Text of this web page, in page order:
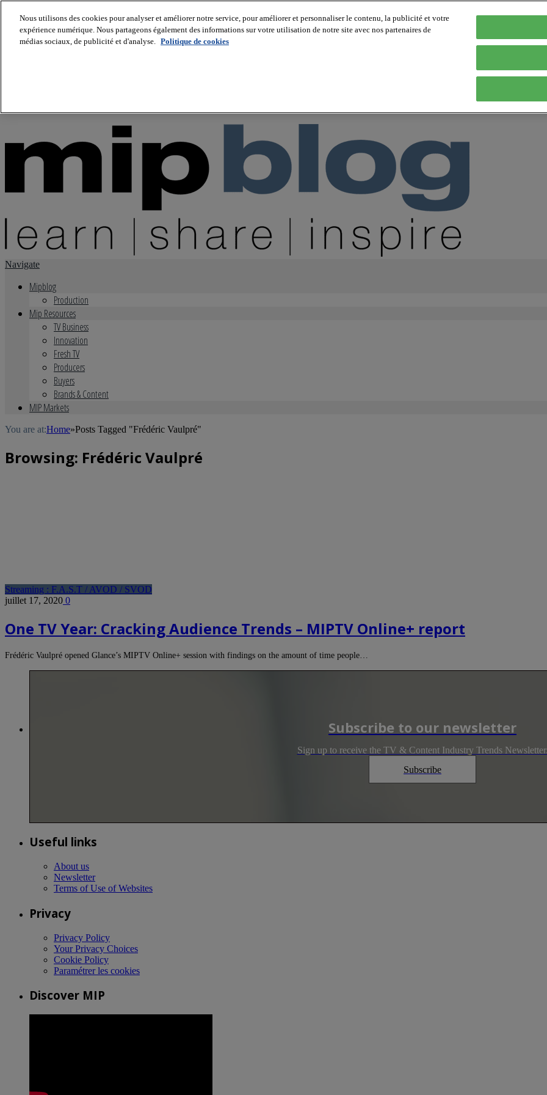
About us
Navigate
Mipblog
Production
Mip Resources
TV Business
Innovation
Fresh TV
Producers
Buyers
Brands & Content
MIP Markets
You are at:Home»Posts Tagged "Frédéric Vaulpré"
Browsing: Frédéric Vaulpré
Streaming : F.A.S.T / AVOD / SVOD
juillet 17, 2020 0
One TV Year: Cracking Audience Trends – MIPTV Online+ report
Frédéric Vaulpré opened Glance’s MIPTV Online+ session with findings on the amount of time people…
Subscribe to our newsletter
Sign up to receive the TV & Content Industry Trends
Subscribe
Useful links
About us
Newsletter
Terms of Use of Websites
Privacy
Privacy Policy
Your Privacy Choices
Cookie Policy
Paramétrer les cookies
Discover MIP
Nous utilisons des cookies pour analyser et améliorer notre service, pour améliorer et personnaliser le contenu, la publicité et votre
expérience numérique. Nous partageons également des informations sur votre utilisation de notre site avec nos partenaires de
médias sociaux, de publicité et d'analyse. Politique de cookies